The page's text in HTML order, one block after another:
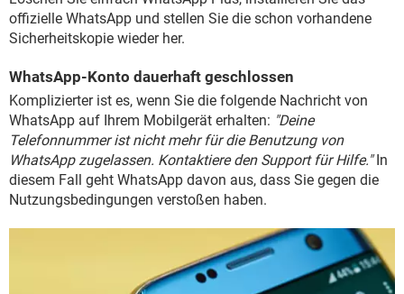
offizielle WhatsApp und stellen Sie die schon vorhandene
Sicherheitskopie wieder her.
WhatsApp-Konto dauerhaft geschlossen
Komplizierter ist es, wenn Sie die folgende Nachricht von
WhatsApp auf Ihrem Mobilgerät erhalten: "Deine
Telefonnummer ist nicht mehr für die Benutzung von
WhatsApp zugelassen. Kontaktiere den Support für Hilfe."In
diesem Fall geht WhatsApp davon aus, dass Sie gegen die
Nutzungsbedingungen verstoßen haben.